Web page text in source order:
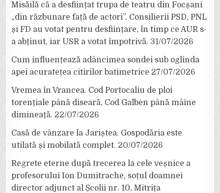
Misăilă că a desființat trupa de teatru din Focșani
„din răzbunare față de actori”. Consilierii PSD, PNL
și FD au votat pentru desființare, în timp ce AUR s-
a abținut, iar USR a votat împotrivă. 31/07/2026
Cum influențează adâncimea sondei sub oglinda
apei acuratețea citirilor batimetrice 27/07/2026
Vremea în Vrancea. Cod Portocaliu de ploi
torențiale până diseară, Cod Galben până mâine
dimineață. 22/07/2026
Casă de vânzare la Jariștea. Gospodăria este
utilată și mobilată complet. 20/07/2026
Regrete eterne după trecerea la cele veșnice a
profesorului Ion Dumitrache, soțul doamnei
director adjunct al Școlii nr. 10, Mitrița